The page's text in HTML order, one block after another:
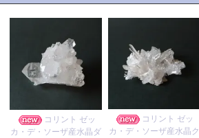
コリント ゼッ
カ・デ・ソーザ産水晶ダ
コリント ゼッ
カ・デ・ソーザ産水晶ク